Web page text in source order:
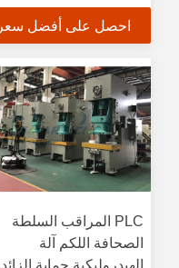
مزدوجة
احصل على أفضل سعر
PLC المراقب السلطة
الصحافة اللكم آلة
الهيدروليكية حماية الزائد